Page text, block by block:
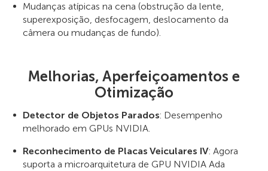
Mudanças atípicas na cena (obstrução da lente,
superexposição, desfocagem, deslocamento da
câmera ou mudanças de fundo).
Melhorias, Aperfeiçoamentos e
Otimização
Detector de Objetos Parados: Desempenho
melhorado em GPUs NVIDIA.
Reconhecimento de Placas Veiculares IV: Agora
suporta a microarquitetura de GPU NVIDIA Ada